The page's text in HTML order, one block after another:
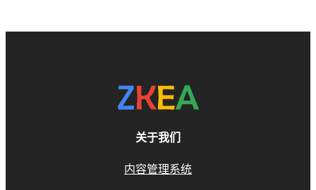
关于我们
内容管理系统